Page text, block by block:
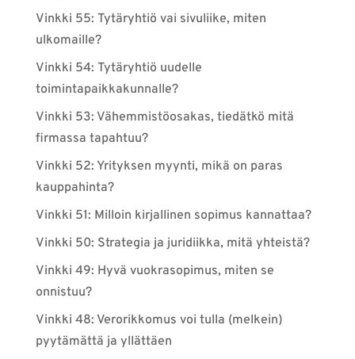
Vinkki 55: Tytäryhtiö vai sivuliike, miten
ulkomaille?
Vinkki 54: Tytäryhtiö uudelle
toimintapaikkakunnalle?
Vinkki 53: Vähemmistöosakas, tiedätkö mitä
firmassa tapahtuu?
Vinkki 52: Yrityksen myynti, mikä on paras
kauppahinta?
Vinkki 51: Milloin kirjallinen sopimus kannattaa?
Vinkki 50: Strategia ja juridiikka, mitä yhteistä?
Vinkki 49: Hyvä vuokrasopimus, miten se
onnistuu?
Vinkki 48: Verorikkomus voi tulla (melkein)
pyytämättä ja yllättäen